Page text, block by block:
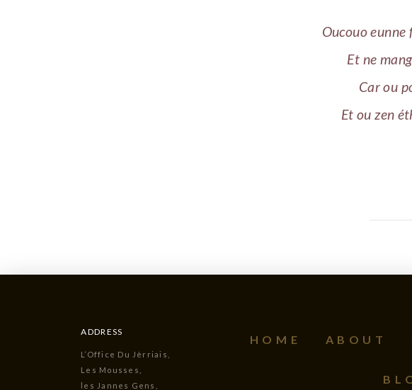
Oucouo
Et ne
Car ou
Et ou zen
ADDRESS
L’Office Du Jèrriais,
Les Mousses,
les Jannes Gens,
HOME ABOUT